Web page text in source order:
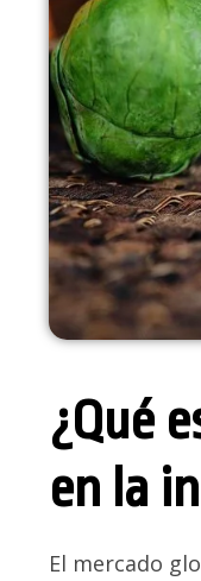
¿Qué
en la
El mercado